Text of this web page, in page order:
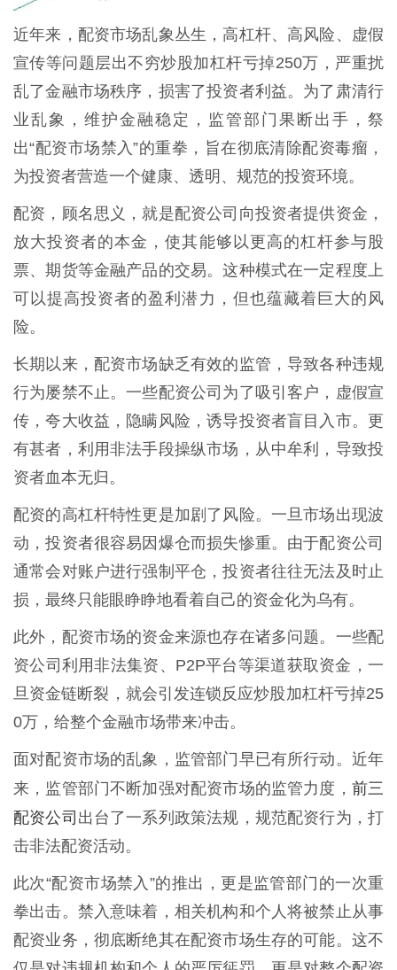
近年来，配资市场乱象丛生，高杠杆、高风险、虚假
宣传等问题层出不穷炒股加杠杆亏掉250万，严重扰
乱了金融市场秩序，损害了投资者利益。为了肃清行
业乱象，维护金融稳定，监管部门果断出手，祭
出“配资市场禁入”的重拳，旨在彻底清除配资毒瘤，
为投资者营造一个健康、透明、规范的投资环境。
配资，顾名思义，就是配资公司向投资者提供资金，
放大投资者的本金，使其能够以更高的杠杆参与股
票、期货等金融产品的交易。这种模式在一定程度上
可以提高投资者的盈利潜力，但也蕴藏着巨大的风
险。
长期以来，配资市场缺乏有效的监管，导致各种违规
行为屡禁不止。一些配资公司为了吸引客户，虚假宣
传，夸大收益，隐瞒风险，诱导投资者盲目入市。更
有甚者，利用非法手段操纵市场，从中牟利，导致投
资者血本无归。
配资的高杠杆特性更是加剧了风险。一旦市场出现波
动，投资者很容易因爆仓而损失惨重。由于配资公司
通常会对账户进行强制平仓，投资者往往无法及时止
损，最终只能眼睁睁地看着自己的资金化为乌有。
此外，配资市场的资金来源也存在诸多问题。一些配
资公司利用非法集资、P2P平台等渠道获取资金，一
旦资金链断裂，就会引发连锁反应炒股加杠杆亏掉25
0万，给整个金融市场带来冲击。
面对配资市场的乱象，监管部门早已有所行动。近年
来，监管部门不断加强对配资市场的监管力度， 前三
配资公司 出台了一系列政策法规，规范配资行为，打
击非法配资活动。
此次“配资市场禁入”的推出，更是监管部门的一次重
拳出击。禁入意味着，相关机构和个人将被禁止从事
配资业务，彻底断绝其在配资市场生存的可能。这不